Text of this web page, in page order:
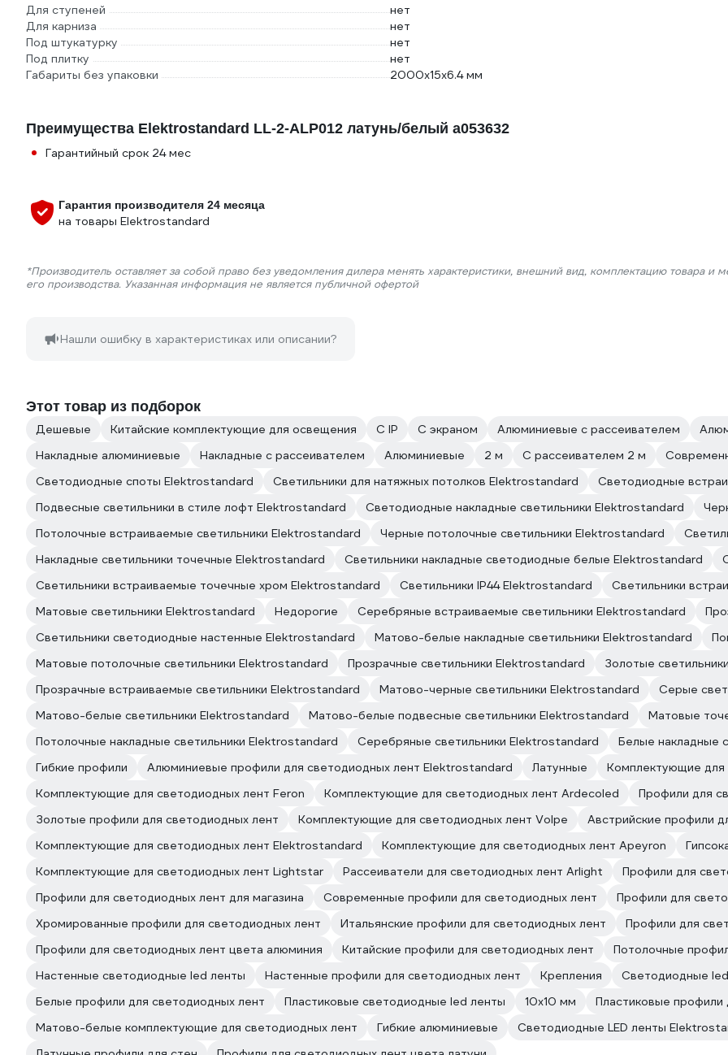
Для ступеней
нет
Для карниза
нет
Под штукатурку
нет
Под плитку
нет
Габариты без упаковки
2000х15х6.4 мм
Преимущества Elektrostandard LL-2-ALP012 латунь/белый a053632
Гарантийный срок 24 мес
Гарантия производителя 24 месяца
на товары Elektrostandard
*Производитель оставляет за собой право без уведомления дилера менять характеристики, внешний вид, комплектацию товара и
его производства. Указанная информация не является публичной офертой
Нашли ошибку в характеристиках или описании?
Этот товар из подборок
Дешевые Китайские комплектующие для освещения С IP С экраном Алюминиевые с рассеивателем
Накладные алюминиевые
Накладные с рассеивателем Алюминиевые 2 м С рассеивателем 2 м
Светодиодные споты Elektrostandard
Светильники для натяжных потолков Elektrostandard
Светодиодные
Подвесные светильники в стиле лофт Elektrostandard
Светодиодные накладные светильники Elektrostandard
Потолочные встраиваемые светильники Elektrostandard
Черные потолочные светильники Elektrostandard
Накладные светильники точечные Elektrostandard
Светильники накладные светодиодные белые Elektrostandard
Светильники встраиваемые точечные хром Elektrostandard
Светильники IP44 Elektrostandard
Светильники
Матовые светильники Elektrostandard
Недорогие Серебряные встраиваемые светильники Elektrostandard
Светильники светодиодные настенные Elektrostandard
Матово-белые накладные светильники Elektrostandard
Матовые потолочные светильники Elektrostandard
Прозрачные светильники Elektrostandard
Золотые
Прозрачные встраиваемые светильники Elektrostandard
Матово-черные светильники Elektrostandard
Серые
Матово-белые светильники Elektrostandard
Матово-белые подвесные светильники Elektrostandard
Матовые
Потолочные накладные светильники Elektrostandard
Серебряные светильники Elektrostandard
Белые накладные
Гибкие профили
Алюминиевые профили для светодиодных лент Elektrostandard Латунные
Комплектующие для
Комплектующие для светодиодных лент Feron
Комплектующие для светодиодных лент Ardecoled
Профили для
Золотые профили для светодиодных лент
Комплектующие для светодиодных лент Volpe
Австрийские профили
Комплектующие для светодиодных лент Elektrostandard
Комплектующие для светодиодных лент Apeyron
Комплектующие для светодиодных лент Lightstar
Рассеиватели для светодиодных лент Arlight
Профили для
Профили для светодиодных лент для магазина
Современные профили для светодиодных лент
Профили для
Хромированные профили для светодиодных лент
Итальянские профили для светодиодных лент
Профили для
Профили для светодиодных лент цвета алюминия
Китайские профили для светодиодных лент
Потолочные
Настенные светодиодные led ленты
Настенные профили для светодиодных лент Крепления
Светодиодные
Белые профили для светодиодных лент
Пластиковые светодиодные led ленты 10х10 мм
Пластиковые профили
Матово-белые комплектующие для светодиодных лент
Гибкие алюминиевые
Светодиодные LED ленты